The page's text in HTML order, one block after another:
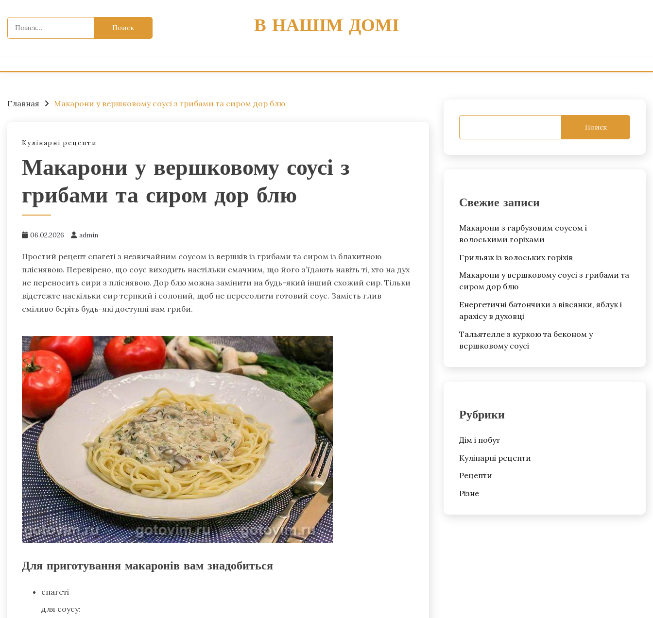
содержимому
В НАШІМ ДОМІ
Главная Макарони у вершковому соусі з грибами та сиром дор блю
Кулінарні рецепти
Макарони у вершковому соусі з
грибами та сиром дор блю
06.02.2026 admin
Простий рецепт спагеті з незвичайним соусом із вершків із грибами та сиром із блакитною
пліснявою. Перевірено, що соус виходить настільки смачним, що його з’їдають навіть ті, хто на дух
не переносить сири з пліснявою. Дор блю можна замінити на будь-який інший схожий сир. Тільки
відстежте наскільки сир терпкий і солоний, щоб не пересолити готовий соус. Замість глив
сміливо беріть будь-які доступні вам гриби.
Для приготування макаронів вам знадобиться
спагеті
для соусу:
Поиск
Свежие записи
Макарони з гарбузовим соусом і
волоськими горіхами
Грильяж із волоських горіхів
Макарони у вершковому соусі з грибами та
сиром дор блю
Енергетичні батончики з вівсянки, яблук і
арахісу в духовці
Тальятелле з куркою та беконом у
вершковому соусі
Рубрики
Дім і побут
Кулінарні рецепти
Рецепти
Різне